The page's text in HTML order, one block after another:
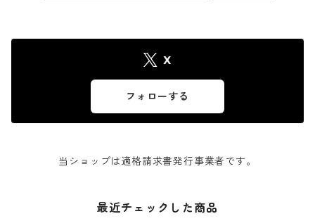
X
フォローする
当ショップは適格請求書発行事業者です。
最近チェックした商品